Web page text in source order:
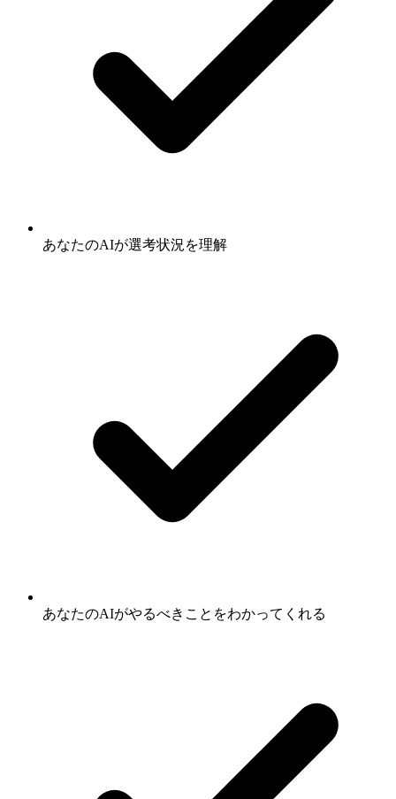
あなたのAIが選考状況を理解
あなたのAIがやるべきことをわかってくれる